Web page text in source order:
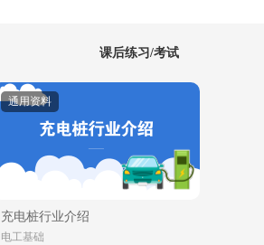
课后练习/考试
通用资料
充电桩行业介绍
电工基础